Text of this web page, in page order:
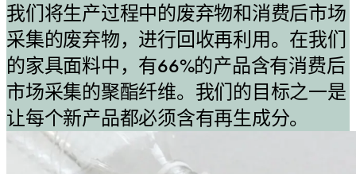
我们将生产过程中的废弃物和消费后市场
采集的废弃物，进行回收再利用。在我们
的家具面料中，有66%的产品含有消费后
市场采集的聚酯纤维。我们的目标之一是
让每个新产品都必须含有再生成分。